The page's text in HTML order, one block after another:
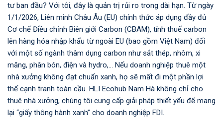
tư ban đầu? Với tôi, đây là quản trị rủi ro trong dài hạn. Từ ngày
1/1/2026, Liên minh Châu Âu (EU) chính thức áp dụng đầy đủ
Cơ chế Điều chỉnh Biên giới Carbon (CBAM), tính thuế carbon
lên hàng hóa nhập khẩu từ ngoài EU (bao gồm Việt Nam) đối
với một số ngành thâm dụng carbon như sắt thép, nhôm, xi
măng, phân bón, điện và hydro,... Nếu doanh nghiệp thuê một
nhà xưởng không đạt chuẩn xanh, họ sẽ mất đi một phần lợi
thế cạnh tranh toàn cầu. HLI Ecohub Nam Hà không chỉ cho
thuê nhà xưởng, chúng tôi cung cấp giải pháp thiết yếu để mang
lại “giấy thông hành xanh” cho doanh nghiệp FDI.